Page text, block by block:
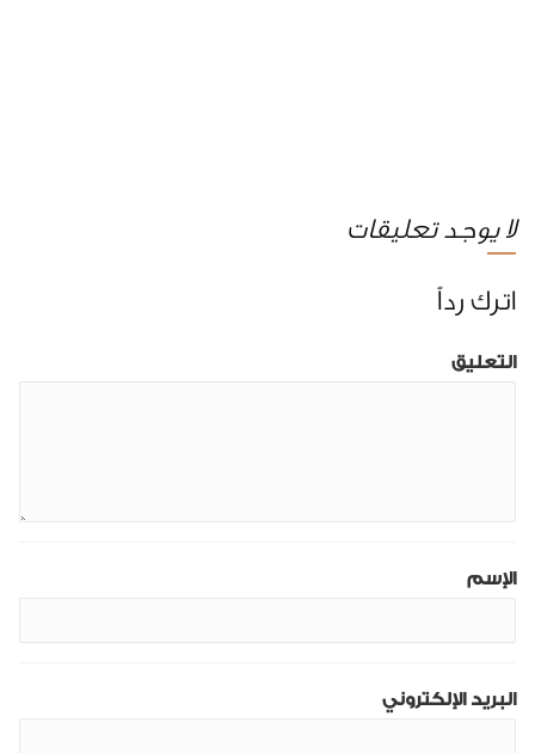
لا يوجد تعليقات
اترك رداً
التعليق
الإسم
البريد الإلكتروني